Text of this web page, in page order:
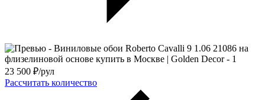
23 500 ₽/рул
Рассчитать количество